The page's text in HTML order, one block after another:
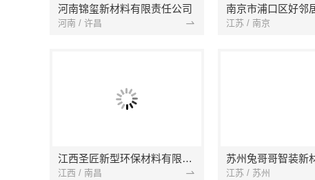
河南锦玺新材料有限责任公司
河南 / 许昌 江苏 / 南京
江西圣匠新型环保材料有限公司
江西 / 南昌 江苏 / 苏州